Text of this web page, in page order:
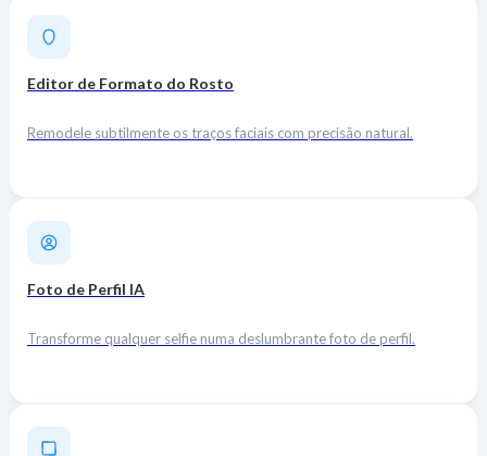
Editor de Formato do Rosto
Remodele subtilmente os traços faciais com precisão natural.
Foto de Perfil IA
Transforme qualquer selfie numa deslumbrante foto de perfil.